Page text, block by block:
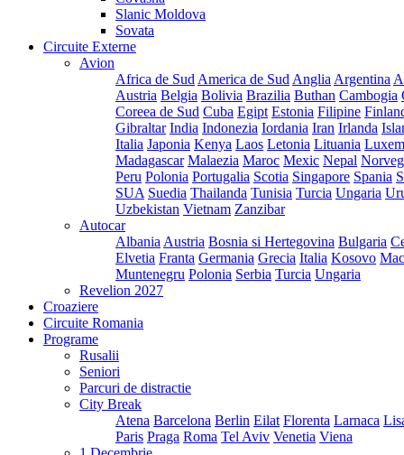
Slanic Moldova
Sovata
Circuite Externe
Avion
Africa de Sud America de Sud Anglia Argentina
Austria Belgia Bolivia Brazilia Buthan Cambogia
Coreea de Sud Cuba Egipt Estonia Filipine
Gibraltar India Indonezia Iordania Iran Irlanda
Italia Japonia Kenya Laos Letonia Lituania
Madagascar Malaezia Maroc Mexic Nepal
Peru Polonia Portugalia Scotia Singapore Spania
SUA Suedia Thailanda Tunisia Turcia Ungaria
Uzbekistan Vietnam Zanzibar
Autocar
Albania Austria Bosnia si Hertegovina Bulgaria
Elvetia Franta Germania Grecia Italia Kosovo
Muntenegru Polonia Serbia Turcia Ungaria
Revelion 2027
Croaziere
Circuite Romania
Programe
Rusalii
Seniori
Parcuri de distractie
City Break
Atena Barcelona Berlin Eilat Florenta Larnaca
Paris Praga Roma Tel Aviv Venetia Viena